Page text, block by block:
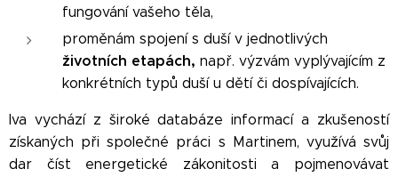
fungování vašeho těla,
proměnám spojení s duší v jednotlivých
životních etapách, např. výzvám vyplývajícím z
konkrétních typů duší u dětí či dospívajících.
Iva vychází z široké databáze informací a zkušeností
získaných při společné práci s Martinem, využívá svůj
dar číst energetické zákonitosti a pojmenovávat